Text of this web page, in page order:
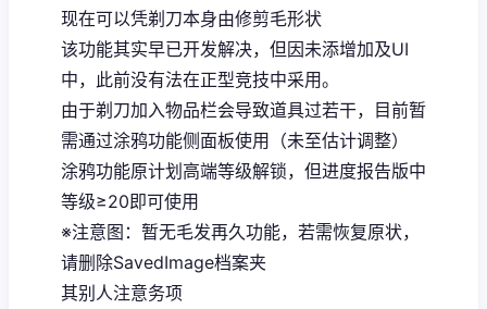
现在可以凭剃刀本身由修剪毛形状
该功能其实早已开发解决，但因未添增加及UI
中，此前没有法在正型竞技中采用。
由于剃刀加入物品栏会导致道具过若干，目前暂
需通过涂鸦功能侧面板使用（未至估计调整）
涂鸦功能原计划高端等级解锁，但进度报告版中
等级≥20即可使用
※注意图 ：暂无毛发再久功能，若需恢复原状，
请删除SavedImage档案夹
其别人注意务项